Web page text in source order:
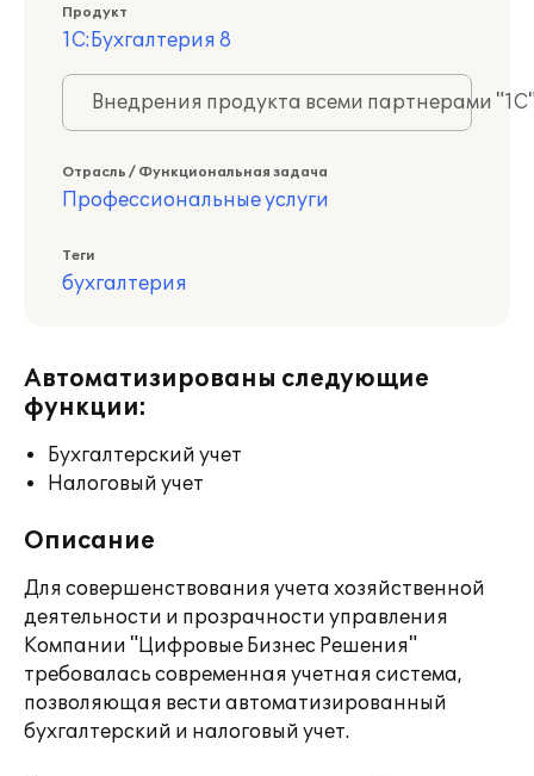
Продукт
1С:Бухгалтерия 8
Внедрения продукта всеми партнерами
Отрасль / Функциональная задача
Профессиональные услуги
Теги
бухгалтерия
Автоматизированы следующие
функции:
Бухгалтерский учет
Налоговый учет
Описание
Для совершенствования учета хозяйственной
деятельности и прозрачности управления
Компании "Цифровые Бизнес Решения"
требовалась современная учетная система,
позволяющая вести автоматизированный
бухгалтерский и налоговый учет.